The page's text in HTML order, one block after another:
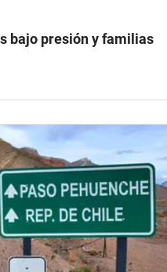
bajo presión y familias